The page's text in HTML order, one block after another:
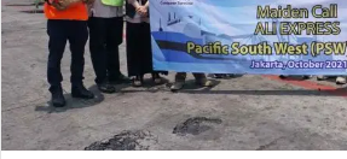
m
a
i
l